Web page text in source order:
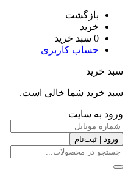
بازگشت
خرید
0 سبد خرید
حساب کاربری
سبد خرید
سبد خرید شما خالی است.
ورود به سایت
ورود | ثبت‌نام